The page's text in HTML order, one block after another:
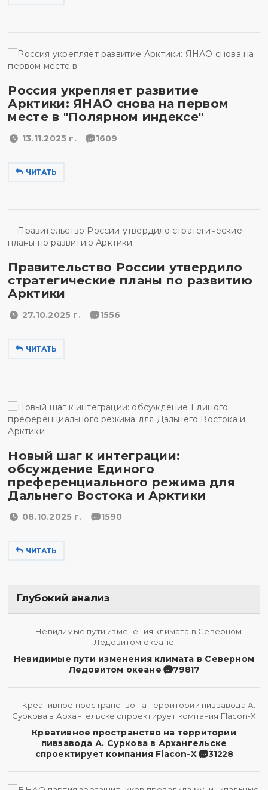
Россия укрепляет развитие
Арктики: ЯНАО снова на первом
месте в "Полярном индексе"
13.11.2025 г. 1609
ЧИТАТЬ
Правительство России утвердило
стратегические планы по развитию
Арктики
27.10.2025 г. 1556
ЧИТАТЬ
Новый шаг к интеграции:
обсуждение Единого
преференциального режима для
Дальнего Востока и Арктики
08.10.2025 г. 1590
ЧИТАТЬ
Глубокий анализ
Невидимые пути изменения климата в Северном
Ледовитом океане
79817
Креативное пространство на территории
пивзавода А. Суркова в Архангельске
спроектирует компания Flacon-X
31228